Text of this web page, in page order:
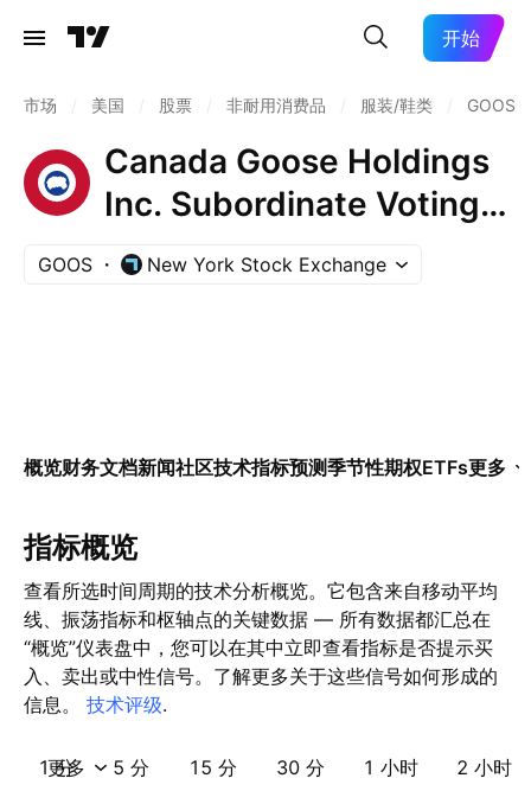
开始
市场 美国 股票 非耐用消费品 服装/鞋类 GOOS
Canada Goose Holdings
Inc. Subordinate Voting
Shares
GOOS New York Stock Exchange
概览财务文档新闻社区技术指标预测季节性期权ETFs更多
指标概览
查看所选时间周期的技术分析概览。它包含来自移动平均
线、振荡指标和枢轴点的关键数据 — 所有数据都汇总在
“概览”仪表盘中，您可以在其中立即查看指标是否提示买
入、卖出或中性信号。了解更多关于这些信号如何形成的
信息。 技术评级.
1 分 5 分 15 分 30 分 1 小时 2 小时
更多